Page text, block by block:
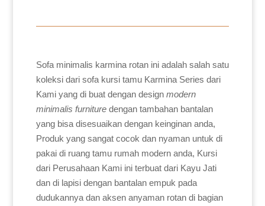
Sofa minimalis karmina rotan ini adalah salah satu
koleksi dari sofa kursi tamu Karmina Series dari
Kami yang di buat dengan design modern
minimalis furnituredengan tambahan bantalan
yang bisa disesuaikan dengan keinginan anda,
Produk yang sangat cocok dan nyaman untuk di
pakai di ruang tamu rumah modern anda, Kursi
dari Perusahaan Kami ini terbuat dari Kayu Jati
dan di lapisi dengan bantalan empuk pada
dudukannya dan aksen anyaman rotan di bagian